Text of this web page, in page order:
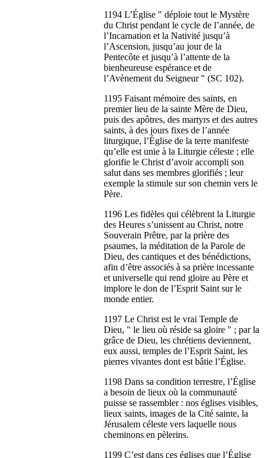
1194 L’Église " déploie tout le Mystère
du Christ pendant le cycle de l’année, de
l’Incarnation et la Nativité jusqu’à
l’Ascension, jusqu’au jour de la
Pentecôte et jusqu’à l’attente de la
bienheureuse espérance et de
l’Avènement du Seigneur " (SC 102).
1195 Faisant mémoire des saints, en
premier lieu de la sainte Mère de Dieu,
puis des apôtres, des martyrs et des autres
saints, à des jours fixes de l’année
liturgique, l’Église de la terre manifeste
qu’elle est unie à la Liturgie céleste ; elle
glorifie le Christ d’avoir accompli son
salut dans ses membres glorifiés ; leur
exemple la stimule sur son chemin vers le
Père.
1196 Les fidèles qui célèbrent la Liturgie
des Heures s’unissent au Christ, notre
Souverain Prêtre, par la prière des
psaumes, la méditation de la Parole de
Dieu, des cantiques et des bénédictions,
afin d’être associés à sa prière incessante
et universelle qui rend gloire au Père et
implore le don de l’Esprit Saint sur le
monde entier.
1197 Le Christ est le vrai Temple de
Dieu, " le lieu où réside sa gloire " ; par la
grâce de Dieu, les chrétiens deviennent,
eux aussi, temples de l’Esprit Saint, les
pierres vivantes dont est bâtie l’Église.
1198 Dans sa condition terrestre, l’Église
a besoin de lieux où la communauté
puisse se rassembler : nos églises visibles,
lieux saints, images de la Cité sainte, la
Jérusalem céleste vers laquelle nous
cheminons en pèlerins.
1199 C’est dans ces églises que l’Église